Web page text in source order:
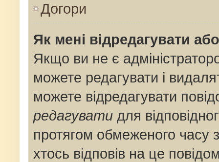
Догори
Як мені відредагувати
Якщо ви не є
можете редагувати і
можете відредагувати
редагувати для
протягом обмеженого
хтось відповів на це